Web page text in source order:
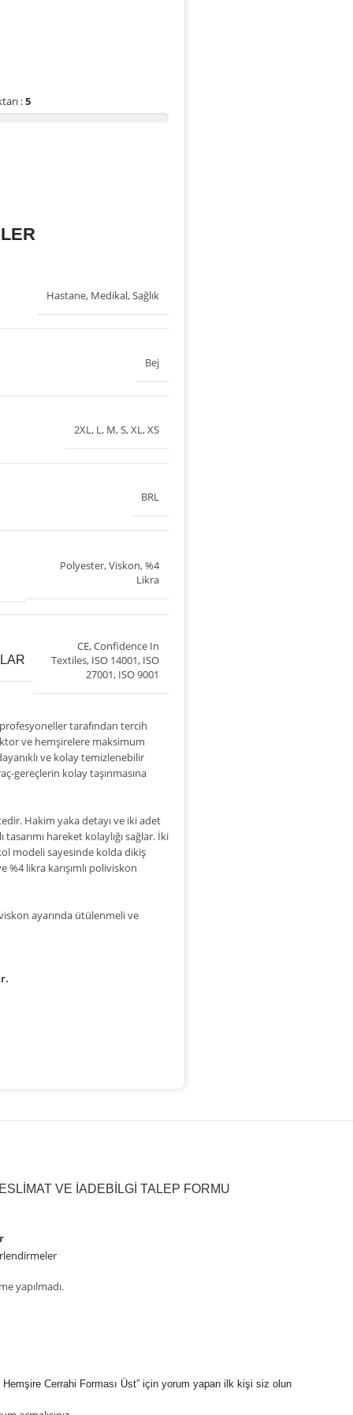
:5
Hastane, Medikal,Sağlık
Bej
2XL , L , M,S,XL ,XS
BRL
Polyester, Viskon, %4
Likra
CE,Confidence In
Textiles, ISO 14001, ISO
27001, ISO 9001
tarafından tercih
ve hemşirelere maksimum
ve kolay temizlenebilir
gereçlerin kolay taşınmasına
Hakim yaka detayı ve iki adet
hareket kolaylığı sağlar. İki
modeli sayesinde kolda dikiş
%4 likra karışımlı poliviskon
ayarında ütülenmeli ve
VE İADEBILGI TALEP FORMU
yapılmadı.
Hemşire Cerrahi Forması Üst” için yorum yapan ilk kişi siz olun